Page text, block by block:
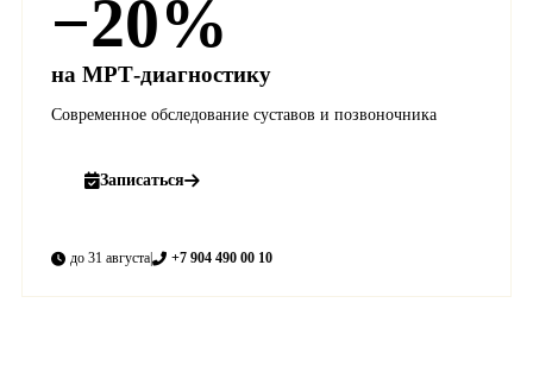
−20%
на МРТ-диагностику
Современное обследование суставов и позвоночника
Записаться
до 31 августа +7 904 490 00 10